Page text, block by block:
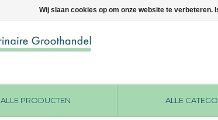
ALLE PRODUCTEN ALLE
Wij slaan cookies op om onze website te verbeteren.